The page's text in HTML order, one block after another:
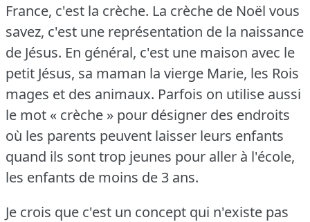
France, c'est la crèche. La crèche de Noël vous
savez, c'est une représentation de la naissance
de Jésus. En général, c'est une maison avec le
petit Jésus, sa maman la vierge Marie, les Rois
mages et des animaux. Parfois on utilise aussi
le mot « crèche » pour désigner des endroits
où les parents peuvent laisser leurs enfants
quand ils sont trop jeunes pour aller à l'école,
les enfants de moins de 3 ans.
Je crois que c'est un concept qui n'existe pas